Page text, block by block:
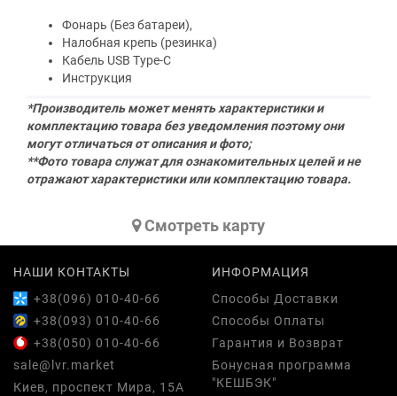
Фонарь (Без батареи),
Налобная крепь (резинка)
Кабель USB Type-C
Инструкция
*Производитель может менять характеристики и
комплектацию товара без уведомления поэтому они
могут отличаться от описания и фото;
**Фото товара служат для ознакомительных целей и не
отражают характеристики или комплектацию товара.
Cмотреть карту
НАШИ КОНТАКТЫ
+38(096) 010-40-66
+38(093) 010-40-66
+38(050) 010-40-66
sale@lvr.market
Киев, проспект Мира, 15А
ИНФОРМАЦИЯ
Способы Доставки
Способы Оплаты
Гарантия и Возврат
Бонусная программа
"КЕШБЭК"